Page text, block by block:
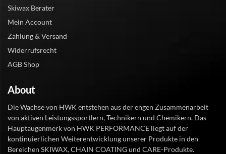
Skiwax Berater
Mein Account
Zahlung & Versand
Widerrufsrecht
AGB Shop
About
Die Wachse von HWK entstehen aus der engen Zusammenarbeit
von aktiven Leistungssportlern, Technikern und Chemikern. Das
Hauptaugenmerk von HWK PERFORMANCE liegt auf der
kontinuierlichen Weiterentwicklung unserer Produkte in den
Bereichen SKIWAX, CHAIN COATING und CARE-Produkte.